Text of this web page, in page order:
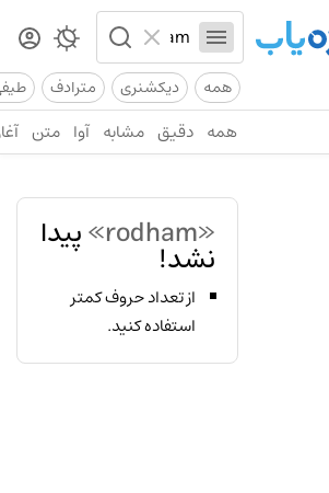
همه دیکشنری مترادف
همه دقیق مشابه آوا متن
«rodham» پیدا
نشد!
از تعداد حروف کمتر
استفاده کنید.